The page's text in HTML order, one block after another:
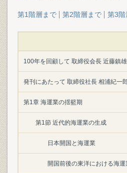
第1階層まで 第2階層まで 第3階
100年を回顧して 取締役会長 近藤鎮雄
発刊にあたって 取締役社長 相浦紀一
第1章 海運業の揺籃期
第1節 近代的海運業の生成
日本開国と海運業
開国前後の東洋における海運